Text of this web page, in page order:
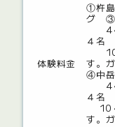
体験料金
①杵
グ ③
4～
４名
10
す。
④中
4～
４名
10
す。